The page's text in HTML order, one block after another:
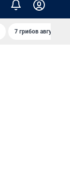
7 грибов августа